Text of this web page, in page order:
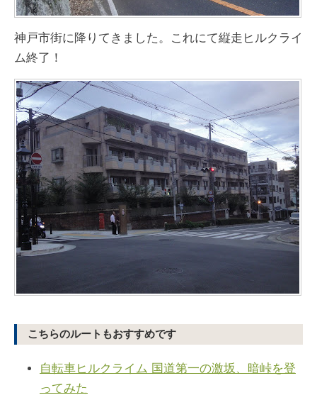
神戸市街に降りてきました。これにて縦走ヒルクライ
ム終了！
こちらのルートもおすすめです
自転車ヒルクライム 国道第一の激坂、暗峠を登
ってみた